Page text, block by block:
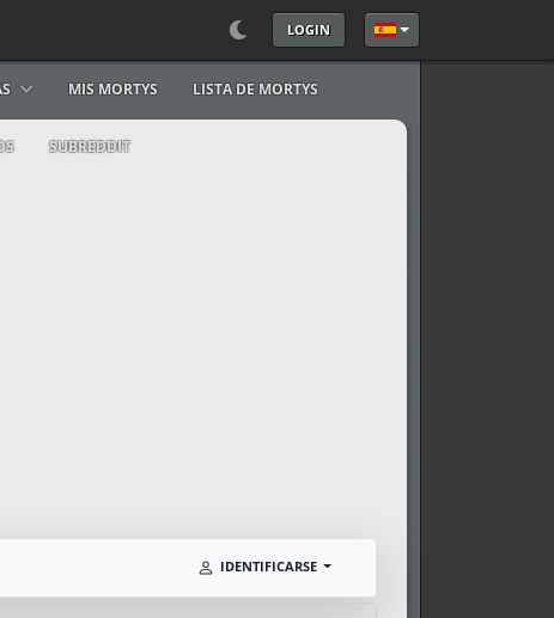
LOGIN Seleccione su idioma
MIS MORTYS LISTA DE MORTYS
SUBREDDIT
IDENTIFICARSE